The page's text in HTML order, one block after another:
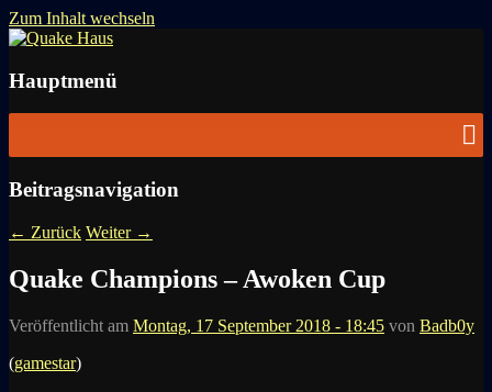
Zum Inhalt wechseln
Quake Haus
Hauptmenü
Beitragsnavigation
← Zurück Weiter →
Quake Champions – Awoken Cup
Veröffentlicht am Montag, 17 September 2018 - 18:45 von Badb0y
(gamestar)